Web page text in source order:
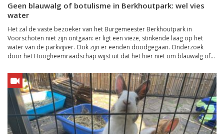
Geen blauwalg of botulisme in Berkhoutpark: wel vies
water
Het zal de vaste bezoeker van het Burgemeester Berkhoutpark in
Voorschoten niet zijn ontgaan: er ligt een vieze, stinkende laag op het
water van de parkvijver. Ook zijn er eenden doodgegaan. Onderzoek
door het Hoogheemraadschap wijst uit dat het hier niet om blauwalg of...